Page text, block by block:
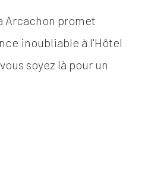
Arcachon promet
inoubliable à l'Hôtel
soyez là pour un